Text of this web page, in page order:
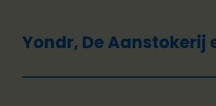
Yondr, De Aanstokerij